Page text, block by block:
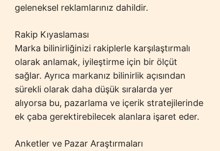
geleneksel reklamlarınız dahildir.
Rakip Kıyaslaması
Marka bilinirliğinizi rakiplerle karşılaştırmalı
olarak anlamak, iyileştirme için bir ölçüt
sağlar. Ayrıca markanız bilinirlik açısından
sürekli olarak daha düşük sıralarda yer
alıyorsa bu, pazarlama ve içerik stratejilerinde
ek çaba gerektirebilecek alanlara işaret eder.
Anketler ve Pazar Araştırmaları